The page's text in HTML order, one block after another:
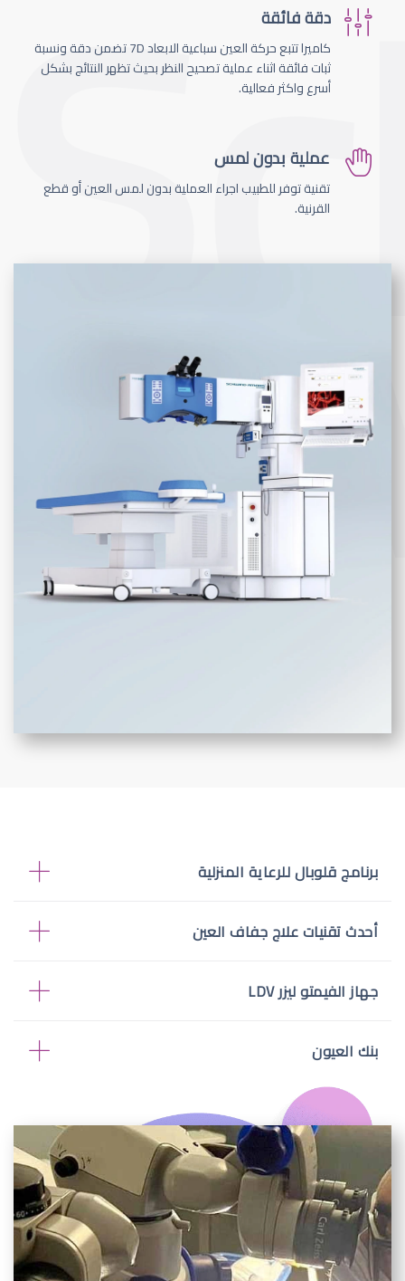
دقة فائقة
كاميرا تتبع حركة العين سباعية الابعاد 7D تضمن دقة ونسبة
ثبات فائقة اثناء عملية تصحيح النظر بحيث تظهر النتائج بشكل
أسرع واكثر فعالية.
عملية بدون لمس
تقنية توفر للطبيب اجراء العملية بدون لمس العين أو قطع
القرنية.
برنامج قلوبال للرعاية المنزلية
أحدث تقنيات علاج جفاف العين
جهاز الفيمتو ليزر LDV
بنك العيون